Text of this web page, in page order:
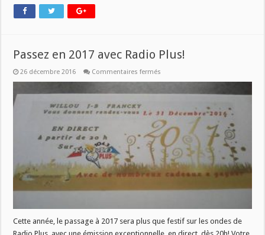
Passez en 2017 avec Radio Plus!
26 décembre 2016 Commentaires fermés
2017
Radio
Plus!
Cette année, le passage à 2017 sera plus que festif sur les ondes de